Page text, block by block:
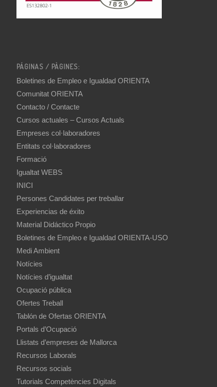
PÁGINAS / PÀGINES:
Boletines de Empleo e Igualdad ORIENTA
Comunitat ORIENTA
Contacto / Contacte
Cursos actuales – Cursos Actuals
Empreses col·laboradores
Entitats col·laboradores
Formació
Igualtat WEBS
INICI
Persones Candidates per treballar
Experiencias de éxito
Material Didáctico Propio
Boletines de Empleo e Igualdad ORIENTA-USO
Medi Ambient
Notícies
Notícies d’igualtat
Ocupació pública
Ofertes Treball
Tablón de Ofertas ORIENTA
Portals d’Ocupació
Llistats d’empreses de Mallorca
Recursos Laborals
Recursos socials
Tutorials Competències Digitals